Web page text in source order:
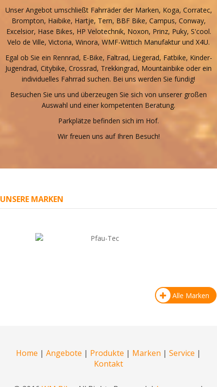
Unser Angebot umschließt Fahrräder der Marken, Koga, Corratec,
Brompton, Haibike, Hartje, Tern, BBF Bike, Campus, Conway,
Excelsior, Hase Bikes, HP Velotechnik, Noxon, Prinz, Puky, S'cool.
Velo de Ville, Victoria, Winora, WMF-Wittich Manufaktur und X4U.
Egal ob Sie ein Rennrad, E-Bike, Faltrad, Liegerad, Fatbike, Kinder-
Jugendrad, Citybike, Crossrad, Trekkingrad, Mountainbike oder ein
individuelles Fahrrad suchen. Bei uns werden Sie fündig!
Besuchen Sie uns und überzeugen Sie sich von unserer großen
Auswahl und einer kompetenten Beratung.
Parkplätze befinden sich im Hof.
Wir freuen uns auf Ihren Besuch!
UNSERE MARKEN
Alle Marken
Home | Angebote | Produkte | Marken | Service |
Kontakt